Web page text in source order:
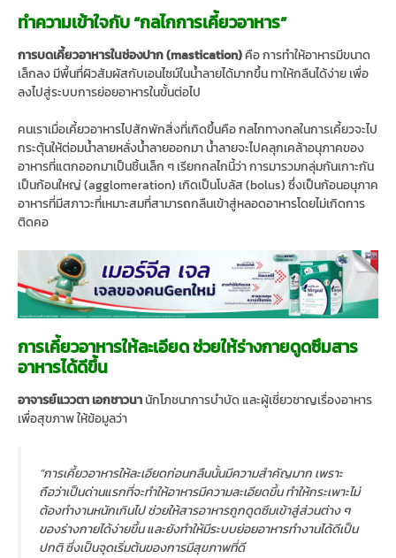
ทำความเข้าใจกับ “กลไกการเคี้ยวอาหาร”
การบดเคี้ยวอาหารในช่องปาก (mastication) คือ การทำให้อาหารมีขนาด
เล็กลง มีพื้นที่ผิวสัมผัสกับเอนไซม์ในน้ำลายได้มากขึ้น ทาให้กลืนได้ง่าย เพื่อ
ลงไปสู่ระบบการย่อยอาหารในขั้นต่อไป
คนเราเมื่อเคี้ยวอาหารไปสักพักสิ่งที่เกิดขึ้นคือ กลไกทางกลในการเคี้ยวจะไป
กระตุ้นให้ต่อมน้ำลายหลั่งน้ำลายออกมา น้ำลายจะไปคลุกเคล้าอนุภาคของ
อาหารที่แตกออกมาเป็นชิ้นเล็ก ๆ เรียกกลไกนี้ว่า การมารวมกลุ่มกันเกาะกัน
เป็นก้อนใหญ่ (agglomeration) เกิดเป็นโบลัส (bolus) ซึ่งเป็นก้อนอนุภาค
อาหารที่มีสภาวะที่เหมาะสมที่สามารถกลืนเข้าสู่หลอดอาหารโดยไม่เกิดการ
ติดคอ
การเคี้ยวอาหารให้ละเอียด ช่วยให้ร่างกายดูดซึมสาร
อาหารได้ดีขึ้น
อาจารย์แววตา เอกชาวนา นักโภชนาการบำบัด และผู้เชี่ยวชาญเรื่องอาหาร
เพื่อสุขภาพ ให้ข้อมูลว่า
“การเคี้ยวอาหารให้ละเอียดก่อนกลืนนั้นมีความสำคัญมาก เพราะ
ถือว่าเป็นด่านแรกที่จะทำให้อาหารมีความละเอียดขึ้น ทำให้กระเพาะไม่
ต้องทำงานหนักเกินไป ช่วยให้สารอาหารถูกดูดซึมเข้าสู่ส่วนต่าง ๆ
ของร่างกายได้ง่ายขึ้น และยังทำให้มีระบบย่อยอาหารทำงานได้ดีเป็น
ปกติ ซึ่งเป็นจุดเริ่มต้นของการมีสุขภาพที่ดี